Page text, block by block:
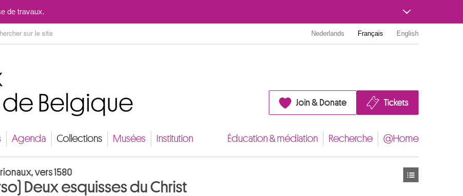
de travaux.
Nederlands Français English
Join & Donate Tickets
Agenda Collections Musées Institution Éducation & médiation Recherche @Home
vers 1580
Deux esquisses du Christ